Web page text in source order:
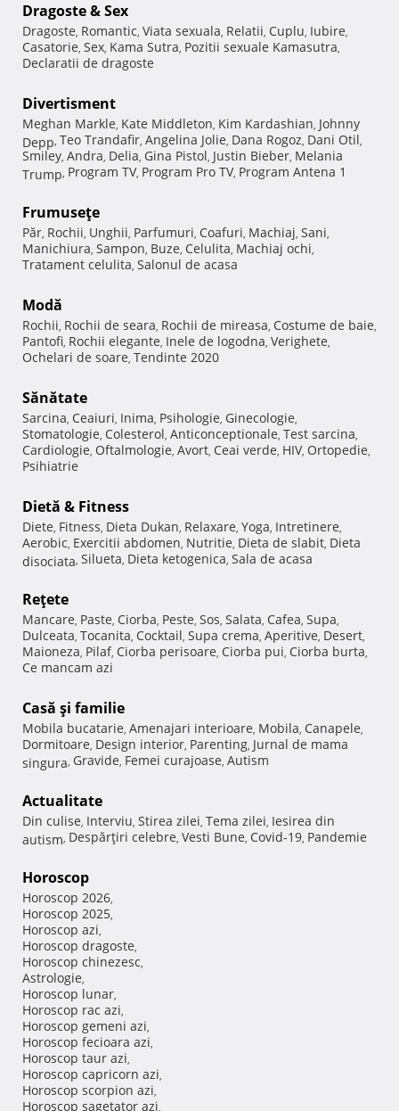
Dragoste & Sex
Dragoste, Romantic, Viata sexuala, Relatii, Cuplu, Iubire,
Casatorie, Sex, Kama Sutra, Pozitii sexuale Kamasutra,
Declaratii de dragoste
Divertisment
Meghan Markle, Kate Middleton, Kim Kardashian, Johnny
Depp, Teo Trandafir, Angelina Jolie, Dana Rogoz, Dani Otil,
Smiley, Andra, Delia, Gina Pistol, Justin Bieber, Melania
Trump, Program TV, Program Pro TV, Program Antena 1
Frumuseţe
Păr, Rochii, Unghii, Parfumuri, Coafuri, Machiaj, Sani,
Manichiura, Sampon, Buze, Celulita, Machiaj ochi,
Tratament celulita, Salonul de acasa
Modă
Rochii, Rochii de seara, Rochii de mireasa, Costume de baie,
Pantofi, Rochii elegante, Inele de logodna, Verighete,
Ochelari de soare, Tendinte 2020
Sănătate
Sarcina, Ceaiuri, Inima, Psihologie, Ginecologie,
Stomatologie, Colesterol, Anticonceptionale, Test sarcina,
Cardiologie, Oftalmologie, Avort, Ceai verde, HIV, Ortopedie,
Psihiatrie
Dietă & Fitness
Diete, Fitness, Dieta Dukan, Relaxare, Yoga, Intretinere,
Aerobic, Exercitii abdomen, Nutritie, Dieta de slabit, Dieta
disociata, Silueta, Dieta ketogenica, Sala de acasa
Reţete
Mancare, Paste, Ciorba, Peste, Sos, Salata, Cafea, Supa,
Dulceata, Tocanita, Cocktail, Supa crema, Aperitive, Desert,
Maioneza, Pilaf, Ciorba perisoare, Ciorba pui, Ciorba burta,
Ce mancam azi
Casă şi familie
Mobila bucatarie, Amenajari interioare, Mobila, Canapele,
Dormitoare, Design interior, Parenting, Jurnal de mama
singura, Gravide, Femei curajoase, Autism
Actualitate
Din culise, Interviu, Stirea zilei, Tema zilei, Iesirea din
autism, Despărţiri celebre, Vesti Bune, Covid-19, Pandemie
Horoscop
Horoscop 2026,
Horoscop 2025,
Horoscop azi,
Horoscop dragoste,
Horoscop chinezesc,
Astrologie,
Horoscop lunar,
Horoscop rac azi,
Horoscop gemeni azi,
Horoscop fecioara azi,
Horoscop taur azi,
Horoscop capricorn azi,
Horoscop scorpion azi,
Horoscop sagetator azi,